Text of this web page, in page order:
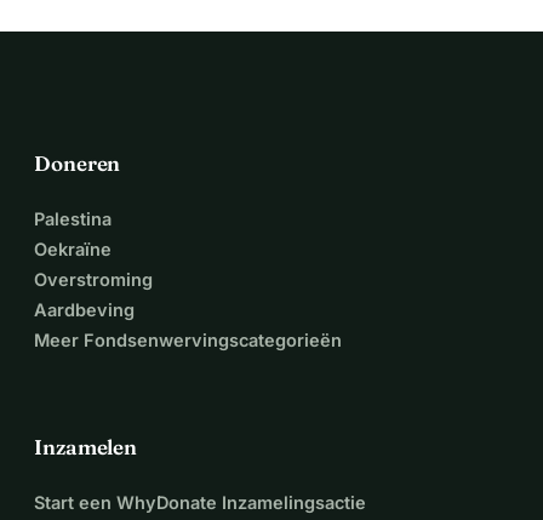
Het filmteam van
Doneren
Palestina
Oekraïne
Overstroming
Aardbeving
Meer Fondsenwervingscategorieën
Inzamelen
Start een WhyDonate Inzamelingsactie